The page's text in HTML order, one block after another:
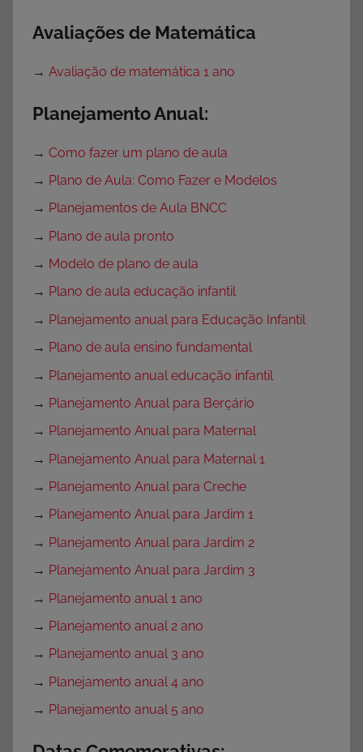
Avaliações de Matemática
→ Avaliação de matemática 1 ano
Planejamento Anual:
→ Como fazer um plano de aula
→ Plano de Aula: Como Fazer e Modelos
→ Planejamentos de Aula BNCC
→ Plano de aula pronto
→ Modelo de plano de aula
→ Plano de aula educação infantil
→ Planejamento anual para Educação Infantil
→ Plano de aula ensino fundamental
→ Planejamento anual educação infantil
→ Planejamento Anual para Berçário
→ Planejamento Anual para Maternal
→ Planejamento Anual para Maternal 1
→ Planejamento Anual para Creche
→ Planejamento Anual para Jardim 1
→ Planejamento Anual para Jardim 2
→ Planejamento Anual para Jardim 3
→ Planejamento anual 1 ano
→ Planejamento anual 2 ano
→ Planejamento anual 3 ano
→ Planejamento anual 4 ano
→ Planejamento anual 5 ano